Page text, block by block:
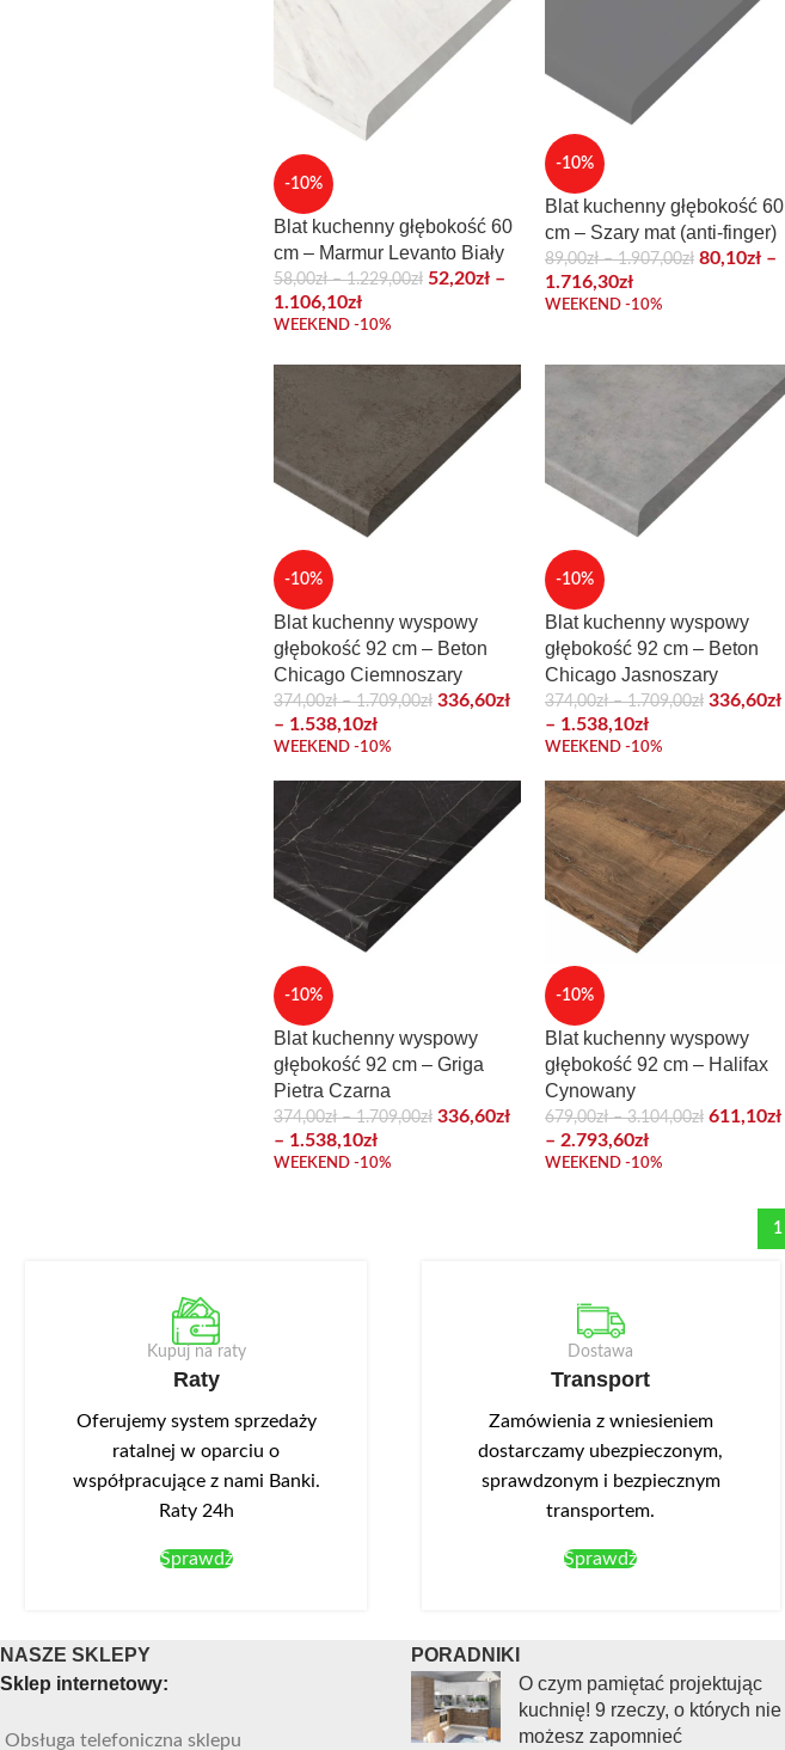
-10%
Blat kuchenny głębokość 60
cm – Marmur Levanto Biały
58,00zł – 1.229,00zł 52,20zł –
1.106,10zł
WEEKEND -10%
-10%
Blat kuchenny głębokość 60
cm – Szary mat (anti-finger)
89,00zł – 1.907,00zł 80,10zł –
1.716,30zł
WEEKEND -10%
-10%
Blat kuchenny wyspowy
głębokość 92 cm – Beton
Chicago Ciemnoszary
374,00zł – 1.709,00zł 336,60zł
– 1.538,10zł
WEEKEND -10%
-10%
Blat kuchenny wyspowy
głębokość 92 cm – Beton
Chicago Jasnoszary
374,00zł – 1.709,00zł 336,60zł
– 1.538,10zł
WEEKEND -10%
-10%
Blat kuchenny wyspowy
głębokość 92 cm – Griga
Pietra Czarna
374,00zł – 1.709,00zł 336,60zł
– 1.538,10zł
WEEKEND -10%
-10%
Blat kuchenny wyspowy
głębokość 92 cm – Halifax
Cynowany
679,00zł – 3.104,00zł 611,10zł
– 2.793,60zł
WEEKEND -10%
1
Kupuj na raty
Raty
Oferujemy system sprzedaży
ratalnej w oparciu o
współpracujące z nami Banki.
Raty 24h
Sprawdź
Dostawa
Transport
Zamówienia z wniesieniem
dostarczamy ubezpieczonym,
sprawdzonym i bezpiecznym
transportem.
Sprawdź
NASZE SKLEPY
Sklep internetowy:
Obsługa telefoniczna sklepu
PORADNIKI
O czym pamiętać projektując
kuchnię! 9 rzeczy, o których nie
możesz zapomnieć